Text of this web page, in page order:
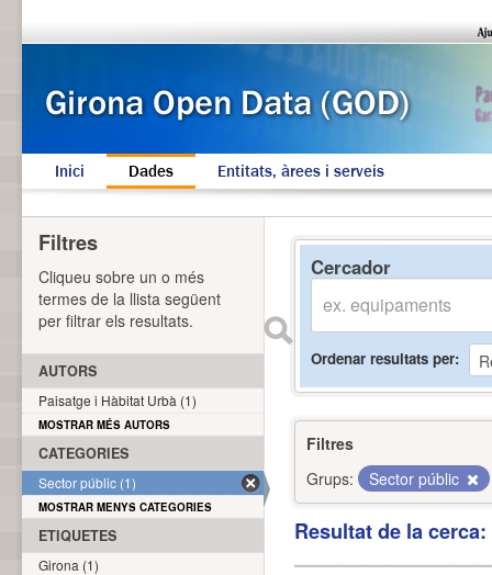
Inici Dades Entitats, àrees i serveis
Cercador
Ordenar resultats per
Filtres
Grups:
Sector públic
Resultat de la
Filtres
Cliqueu sobre un o més
termes de la llista següent
per filtrar els resultats.
AUTORS
Paisatge i Hàbitat Urbà (1)
MOSTRAR MÉS AUTORS
CATEGORIES
Sector públic (1)
MOSTRAR MENYS CATEGORIES
ETIQUETES
Girona (1)